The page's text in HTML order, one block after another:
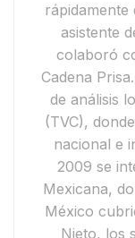
rápidamente
asistente
colaboró
Cadena Prisa
de análisis
(TVC),
nacional e
2009 se
Mexicana,
México
Nieto, los